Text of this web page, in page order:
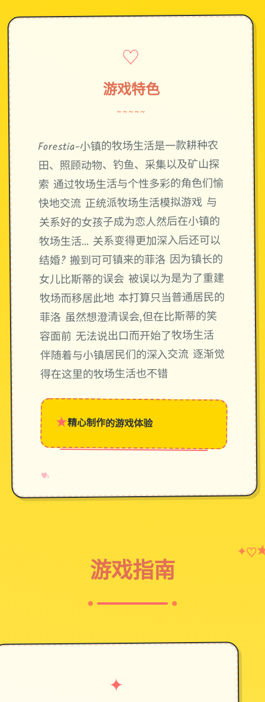
♡
游戏特色
~~~~~
Forestia-小镇的牧场生活是一款耕种农
田、照顾动物、钓鱼、采集以及矿山探
索 通过牧场生活与个性多彩的角色们愉
快地交流 正统派牧场生活模拟游戏 与
关系好的女孩子成为恋人然后在小镇的
牧场生活… 关系变得更加深入后还可以
结婚? 搬到可可镇来的菲洛 因为镇长的
女儿比斯蒂的误会 被误以为是为了重建
牧场而移居此地 本打算只当普通居民的
菲洛 虽然想澄清误会,但在比斯蒂的笑
容面前 无法说出口而开始了牧场生活
伴随着与小镇居民们的深入交流 逐渐觉
得在这里的牧场生活也不错
★精心制作的游戏体验
♥
✧
→
游戏指南
✦ ♡
✦